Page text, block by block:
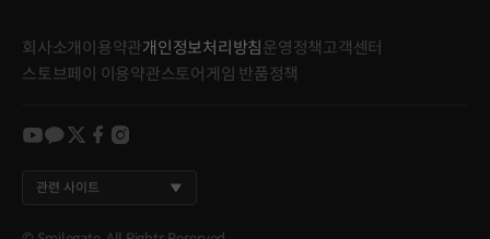
회사소개이용약관개인정보처리방침 운영정책고객센터
스토브페이 이용약관스토어게임 반품정책
youtube
kakao
twitter
facebook
instagram
관련 사이트